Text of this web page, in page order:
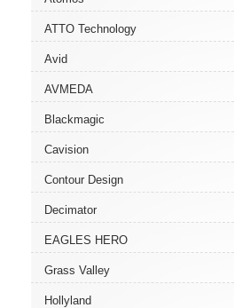
ATTO Technology
Avid
AVMEDA
Blackmagic
Cavision
Contour Design
Decimator
EAGLES HERO
Grass Valley
Hollyland